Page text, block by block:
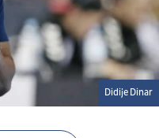
Didije Dinar